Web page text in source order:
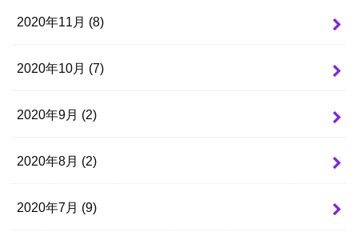
2020年11月 (8)
2020年10月 (7)
2020年9月 (2)
2020年8月 (2)
2020年7月 (9)